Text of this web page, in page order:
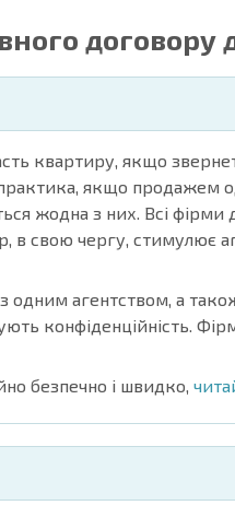
договору
квартиру, якщо
якщо продажем
жодна з них. Всі
в свою чергу, стимулює
одним агентством, а
конфіденційність.
безпечно і швидко,